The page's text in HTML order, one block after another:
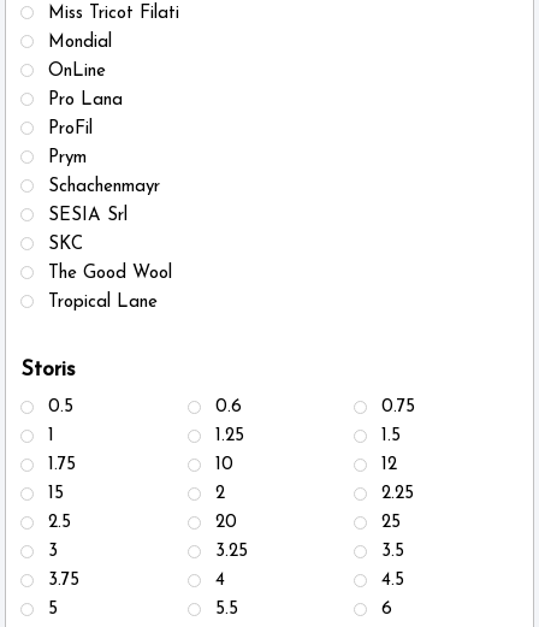
Miss Tricot Filati
Mondial
OnLine
Pro Lana
ProFil
Prym
Schachenmayr
SESIA Srl
SKC
The Good Wool
Tropical Lane
Storis
0.5 0.6
0.75
1
1.25
1.5
1.75
10
12
15
2
2.25
2.5
20
25
3
3.25
3.5
3.75
4
4.5
5
5.5
6